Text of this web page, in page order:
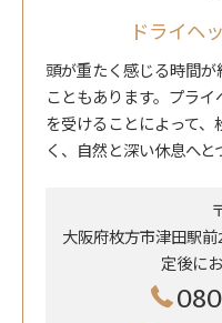
ドライヘ
頭が重たく感じる時間
こともあります。プラ
を受けることによって
く、自然と深い休息へと
大阪府枚方市津田駅
定後に